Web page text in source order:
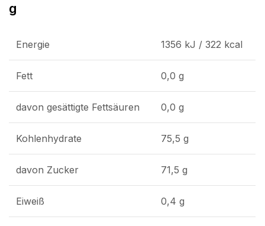
g
Energie 1356 kJ / 322 kcal
Fett 0,0 g
davon gesättigte Fettsäuren 0,0 g
Kohlenhydrate 75,5 g
davon Zucker 71,5 g
Eiweiß 0,4 g